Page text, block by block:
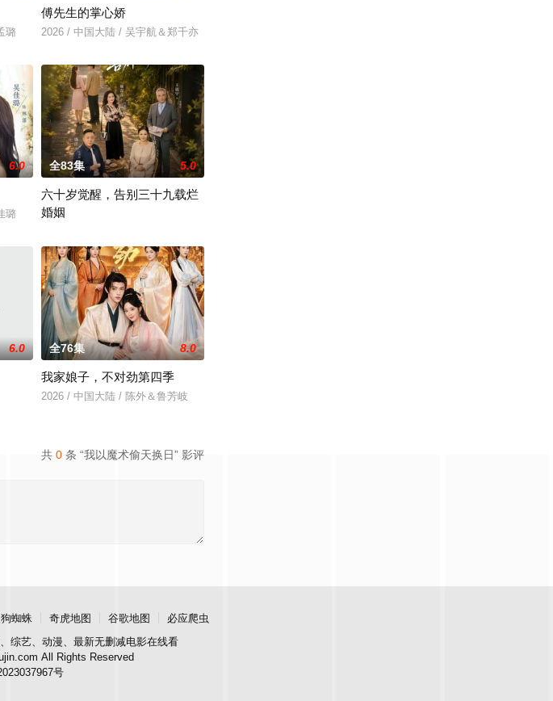
璐
傅先生的掌心娇
2026 / 中国大陆 / 吴宇航＆郑千亦
6.0
璐
全83集 5.0
六十岁觉醒，告别三十九载烂
婚姻
6.0 全76集 8.0
我家娘子，不对劲第四季
2026 / 中国大陆 / 陈外＆鲁芳岐
共 0 条 “我以魔术偷天换日” 影评
蜘蛛 奇虎地图 谷歌地图
必应爬虫
综艺、动漫、最新无删减电影在线看
All Rights Reserved
号